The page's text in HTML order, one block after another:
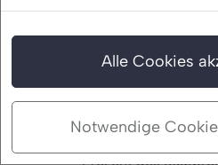
Sie sich zudem über
Attraktiv ist zudem
Rückkaufgarantie.
der Rückgabefrist
können Sie dieses
Prozent des
Alle Cookies
Notwendige